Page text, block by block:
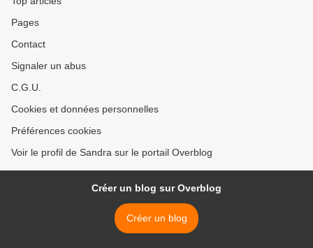
Pages
Contact
Signaler un abus
C.G.U.
Cookies et données personnelles
Préférences cookies
Voir le profil de Sandra sur le portail Overblog
Créer un blog sur Overblog
Créer un blog